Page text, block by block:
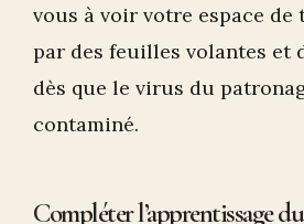
vous à voir votre espace de
par des feuilles volantes et
dès que le virus du
contaminé.
Compléter l’apprentissage